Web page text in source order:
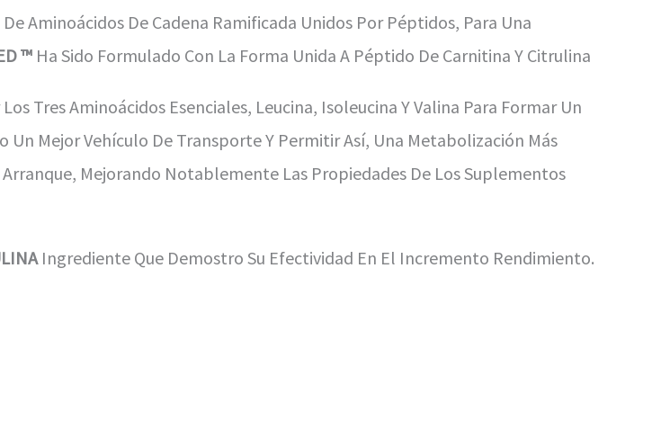
Aminoácidos De Cadena Ramificada Unidos Por Péptidos, Para Una
™ Ha Sido Formulado Con La Forma Unida A Péptido De Carnitina Y Citrulina
Tres Aminoácidos Esenciales, Leucina, Isoleucina Y Valina Para Formar Un
Mejor Vehículo De Transporte Y Permitir Así, Una Metabolización Más
Mejorando Notablemente Las Propiedades De Los Suplementos
Ingrediente Que Demostro Su Efectividad En El Incremento Rendimiento.